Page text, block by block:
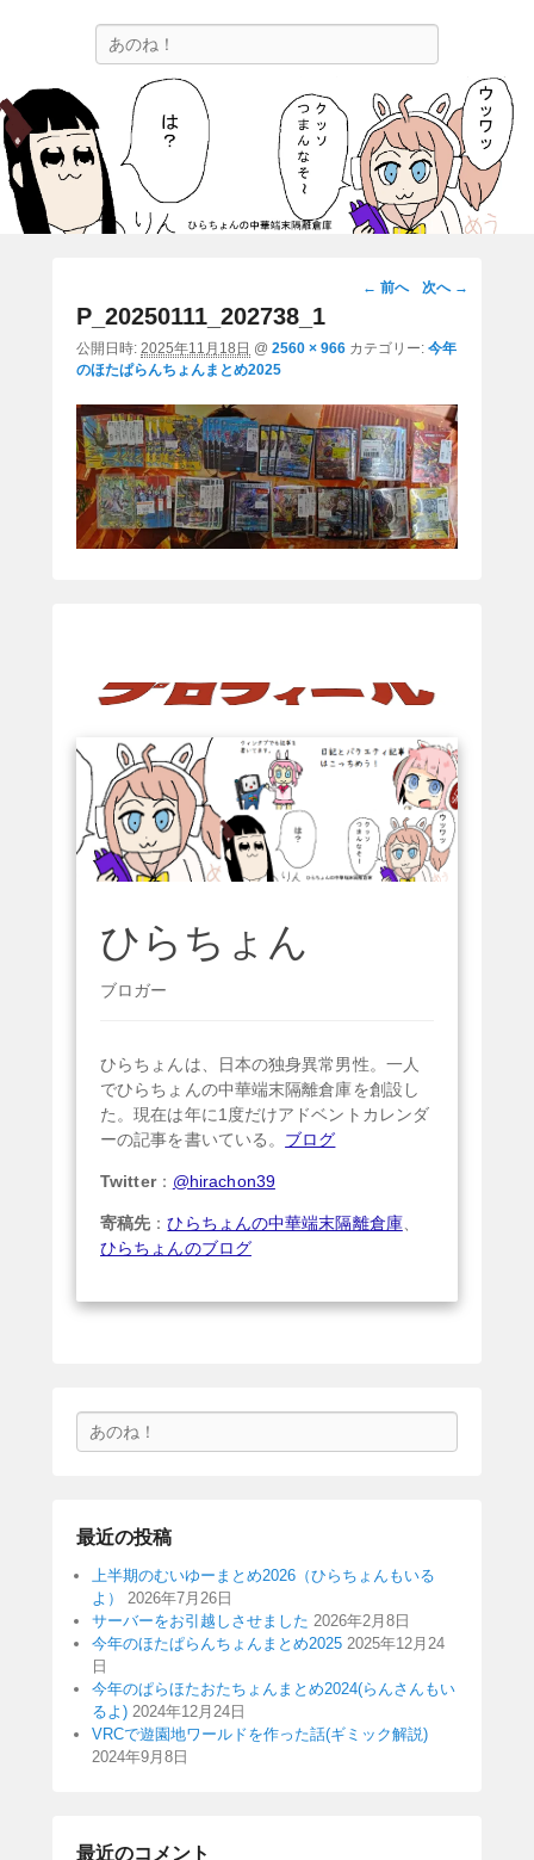
ひらちょんの中華端末隔離倉庫
ほたがページ上部にある検索バーを消してくれたサイトです。
画
ー
シ
ョ
ン
← 前へ 次へ →
P_20250111_202738_1
公開日時: 2025年11月18日 @ 2560 × 966 カテゴリー: 今年
のほたぱらんちょんまとめ2025
ひらちょん
ブロガー
ひらちょんは、日本の独身異常男性。一人
でひらちょんの中華端末隔離倉庫を創設し
た。現在は年に1度だけアドベントカレンダ
ーの記事を書いている。 ブログ
Twitter： @hirachon39
寄稿先 ：ひらちょんの中華端末隔離倉庫、
ひらちょんのブログ
索
最近の投稿
上半期のむいゆーまとめ2026（ひらちょんもいる
よ）
2026年7月26日
サーバーをお引越しさせました 2026年2月8日
今年のほたぱらんちょんまとめ2025 2025年12月24
日
今年のぱらほたおたちょんまとめ2024(らんさんもい
るよ) 2024年12月24日
VRCで遊園地ワールドを作った話(ギミック解説)
2024年9月8日
最近のコメント